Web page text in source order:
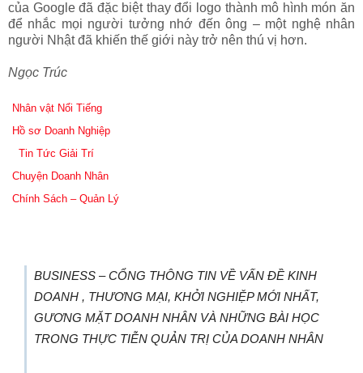
của Google đã đặc biệt thay đổi logo thành mô hình món ăn
để nhắc mọi người tưởng nhớ đến ông – một nghệ nhân
người Nhật đã khiến thế giới này trở nên thú vị hơn.
Ngọc Trúc
Nhân vật Nổi Tiếng
Hồ sơ Doanh Nghiệp
Tin Tức Giải Trí
Chuyện Doanh Nhân
Chính Sách – Quản Lý
BUSINESS – CỔNG THÔNG TIN VỀ VẤN ĐỀ KINH
DOANH , THƯƠNG MẠI, KHỞI NGHIỆP MỚI NHẤT,
GƯƠNG MẶT DOANH NHÂN VÀ NHỮNG BÀI HỌC
TRONG THỰC TIỄN QUẢN TRỊ CỦA DOANH NHÂN